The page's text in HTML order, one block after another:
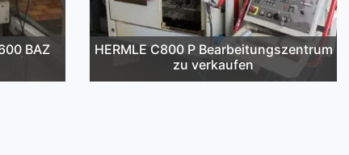
BAZ
HERMLE C800 P Bearbeitungszentrum
zu verkaufen